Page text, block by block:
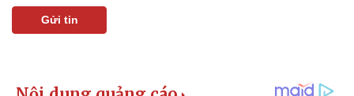
Gửi tin